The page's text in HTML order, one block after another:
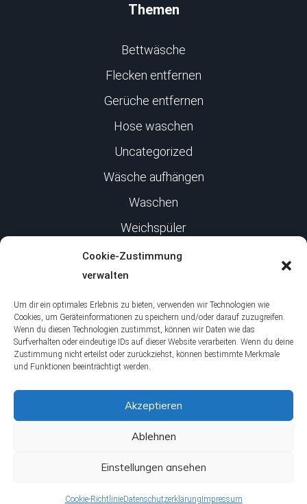
Cookie-Zustimmung
verwalten
Um dir ein optimales Erlebnis zu bieten, verwenden wir Technologien wie
Cookies, um Geräteinformationen zu speichern und/oder darauf zuzugreifen.
Wenn du diesen Technologien zustimmst, können wir Daten wie das
Surfverhalten oder eindeutige IDs auf dieser Website verarbeiten. Wenn du deine
Zustimmung nicht erteilst oder zurückziehst, können bestimmte Merkmale
und Funktionen beeinträchtigt werden.
Akzeptieren
Ablehnen
Einstellungen ansehen
Cookie-RichtlinieDatenschutzerklärung Impressum
Themen
Bettwäsche
Flecken entfernen
Gerüche entfernen
Hose waschen
Uncategorized
Wäsche aufhängen
Waschen
Weichspüler
Impressum
Datenschutz
© 2026 HausHacks• Erstellt mitGeneratePress